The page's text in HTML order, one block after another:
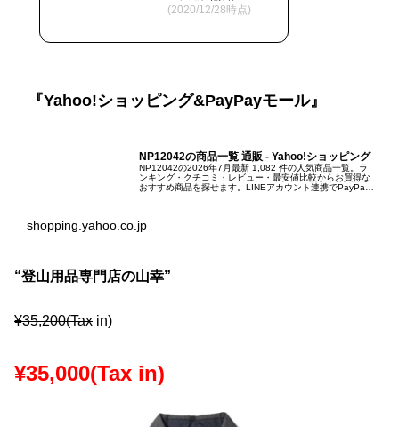
(2020/12/28時点)
『Yahoo!ショッピング&PayPayモール』
NP12042の商品一覧 通販 - Yahoo!ショッピング
NP12042の2026年7月最新 1,082 件の人気商品一覧。ラ
ンキング・クチコミ・レビュー・最安値比較からお買得な
おすすめ商品を探せます。LINEアカウント連携でPayPay
shopping.yahoo.co.jp
“登山用品専門店の山幸”
¥35,200(Tax in)
¥35,000(Tax in)